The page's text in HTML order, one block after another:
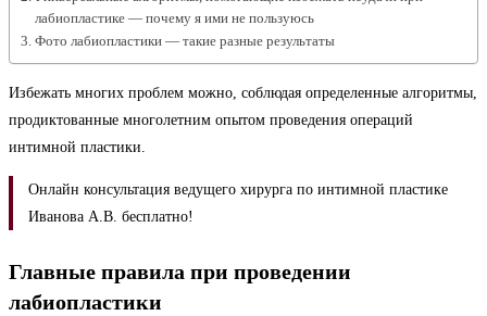
лабиопластике — почему я ими не пользуюсь
Фото лабиопластики — такие разные результаты
Избежать многих проблем можно, соблюдая определенные алгоритмы,
продиктованные многолетним опытом проведения операций
интимной пластики.
Онлайн консультация ведущего хирурга по интимной пластике
Иванова А.В. бесплатно!
Главные правила при проведении
лабиопластики